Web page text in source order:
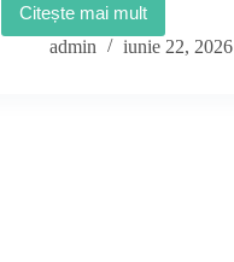
Citește mai mult
Întâlnire
publică
admin iunie 22, 2026